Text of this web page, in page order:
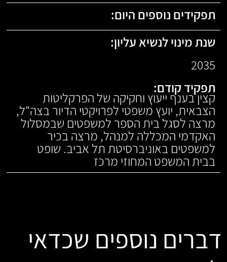
תפקידים נוספים היום:
שנת מינוי לנשיא עליון:
2035
תפקיד קודם:
קצין בענף ייעוץ וחקיקה של הפרקליטות
הצבאית, יועץ משפטי לפרויקטי הדיור בצה"ל,
מרצה לסגל בית הספר למשפטים שבמסלול
האקדמי המכללה למנהל, מרצה בכיר
למשפטים באוניברסיטת תל אביב. שופט
בבית המשפט המחוזי מרכז
דברים נוספים שכדאי